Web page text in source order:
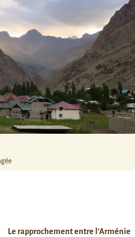
Le rapprochement entre l’Arménie